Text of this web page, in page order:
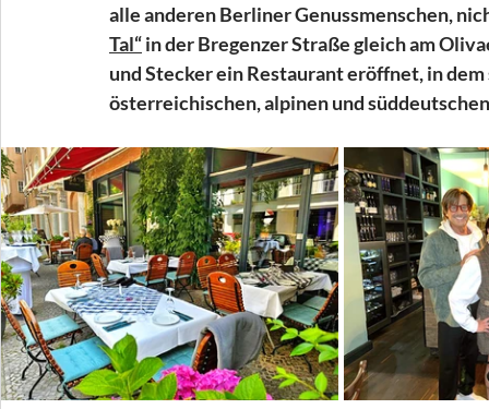
alle anderen Berliner Genussmenschen,
Tal“ in der Bregenzer Straße gleich am
und Stecker ein Restaurant eröffnet, in
österreichischen, alpinen und